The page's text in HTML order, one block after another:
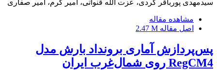
سیدمهدی پورباقر کردی، عزت الله قنواتی، امیر کرم، امیر صفاری
مشاهده مقاله
اصل مقاله 2.47 M
پس‌پردازش آماری برونداد بارش مدل
RegCM4 روی شمال‌غرب ایران